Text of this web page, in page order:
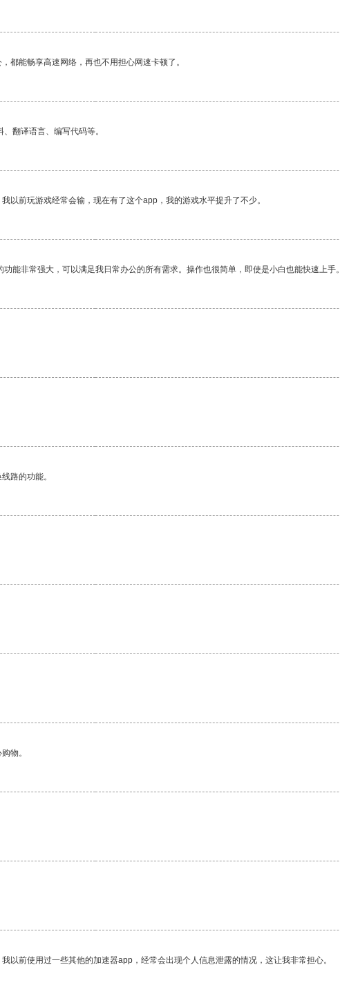
都能畅享高速网络，再也不用担心网速卡顿了。
翻译语言、编写代码等。
以前玩游戏经常会输，现在有了这个app，我的游戏水平提升了不少。
能非常强大，可以满足我日常办公的所有需求。操作也很简单，即使是小白也能快速上手。
路的功能。
物。
前使用过一些其他的加速器app，经常会出现个人信息泄露的情况，这让我非常担心。